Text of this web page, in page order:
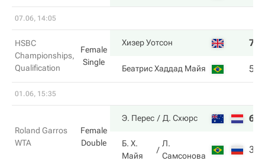
07.06, 14:05
HSBC
Championships,
Qualification
Female
Single
Хизер Уотсон 7
Беатрис Хаддад Майя 5
01.06, 15:35
Roland Garros
WTA
Female
Double
Э. Перес Д. Схюрс 6
Б. Х.
Майя
Л.
Самсонова
3